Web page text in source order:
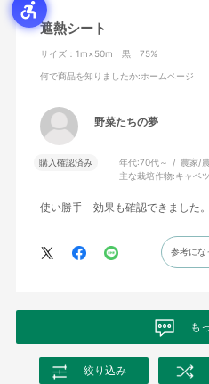
遮熱シート
サイズ：1m×50m 黒 75%
何で商品を知りましたか:ホームページ
野菜たちの夢
購入確認済み 年代:70代～ 農家/
主な栽培作物:キャベツ
使い勝手 効果も確認できました。
参考にな
も
絞り込み